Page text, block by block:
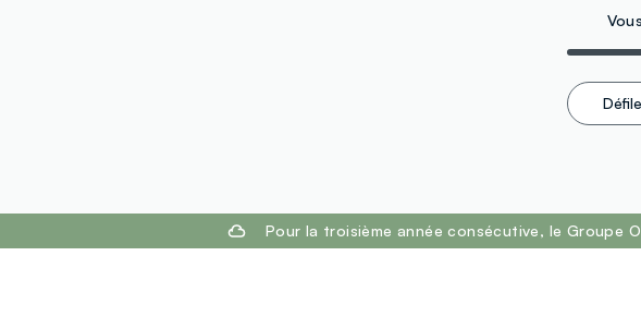
Pour la troisième année consécutive, le Groupe